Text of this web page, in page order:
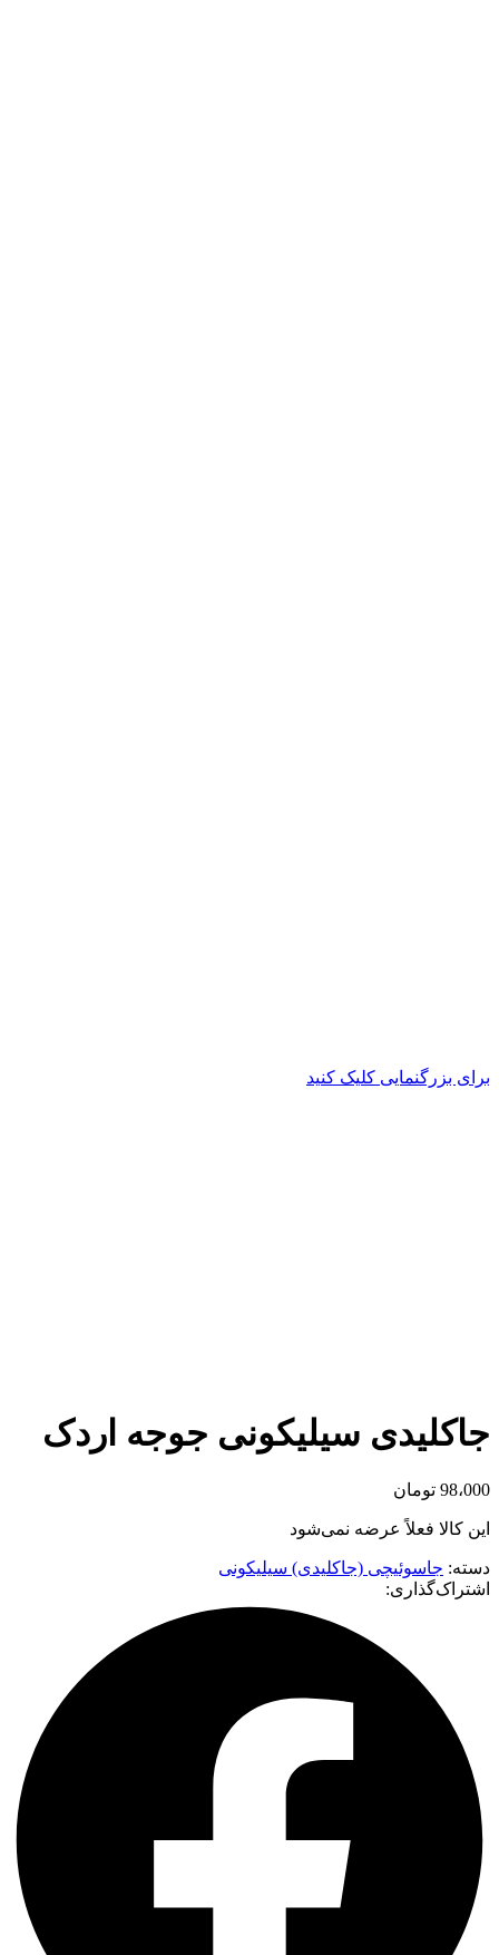
برای بزرگنمایی کلیک کنید
جاکلیدی سیلیکونی جوجه اردک
98،000 تومان
این کالا فعلاً عرضه نمی‌شود
دسته: جاسوئیچی (جاکلیدی) سیلیکونی
اشتراک‌گذاری: